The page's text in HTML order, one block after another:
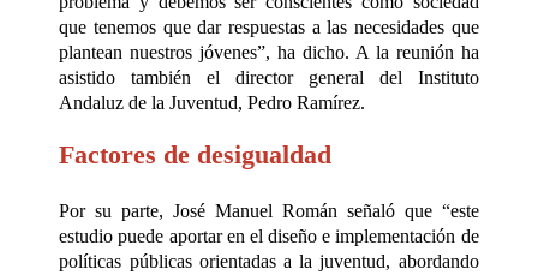
que tenemos que dar respuestas a las necesidades que
plantean nuestros jóvenes”, ha dicho. A la reunión ha
asistido también el director general del Instituto
Andaluz de la Juventud, Pedro Ramírez.
Factores de desigualdad
Por su parte, José Manuel Román señaló que “este
estudio puede aportar en el diseño e implementación de
políticas públicas orientadas a la juventud, abordando